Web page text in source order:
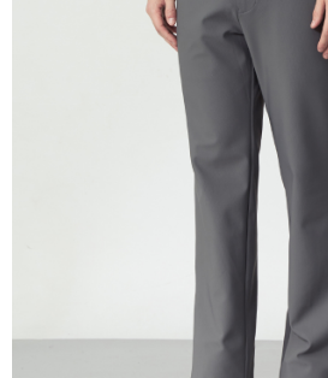
每筆NT$60，滿NT$1,200(含以上)免運費
每筆NT$80，滿NT$1,200(含以上)免運費
每筆NT$80，滿NT$1,200(含以上)免運費